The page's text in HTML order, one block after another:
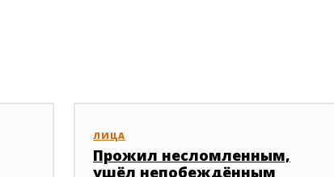
ЛИЦА
Прожил несломленным,
ушёл непобеждённым